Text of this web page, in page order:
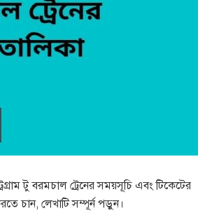
টু বরমচাল ট্রেনের সময়সূচি এবং টিকেটের
চান, লেখাটি সম্পূর্ন পড়ুন।